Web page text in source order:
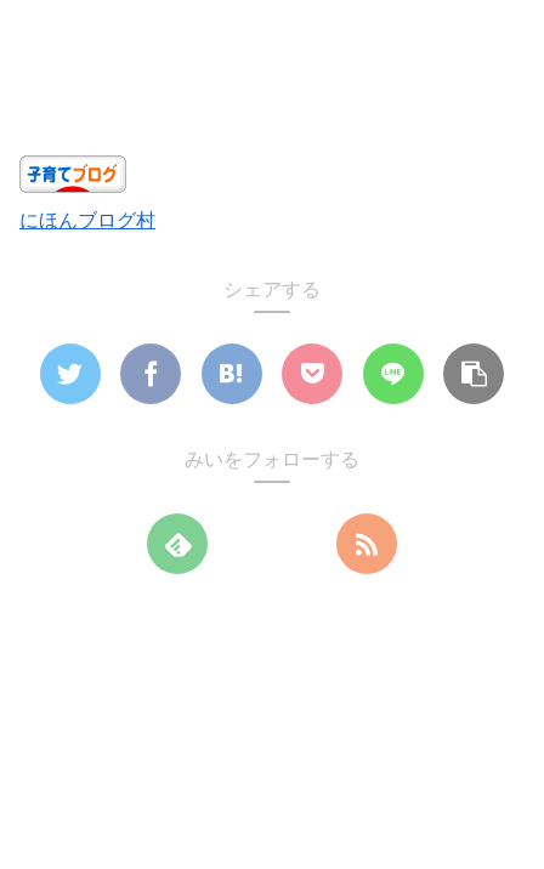
にほんブログ村
シェアする
みいをフォローする